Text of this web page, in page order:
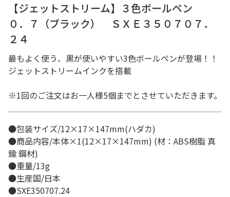
【ジェットストリーム】３色ボールペン
０．７（ブラック） ＳＸＥ３５０７０７．
２４
最もよく使う、黒が使いやすい3色ボールペンが登場！！
ジェットストリームインクを搭載
※1回のご注文はお一人様5個までとさせていただきます。
●包装サイズ/12×17×147mm(ハダカ)
●商品内容/本体×1(12×17×147mm) (材：ABS樹脂 真
鍮 鋼材)
●重量/13g
●生産国/日本
●SXE350707.24